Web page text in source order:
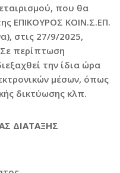
που θα
ΕΠΙΚΟΥΡΟΣ ΚΟΙΝ.Σ.ΕΠ.
στις 27/9/2025,
περίπτωση
την ίδια ώρα
μέσων, όπως
δικτύωσης κλπ.
ΔΙΑΤΑΞΗΣ